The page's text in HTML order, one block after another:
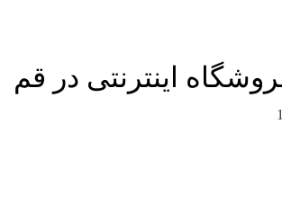
اینترنتی در قم